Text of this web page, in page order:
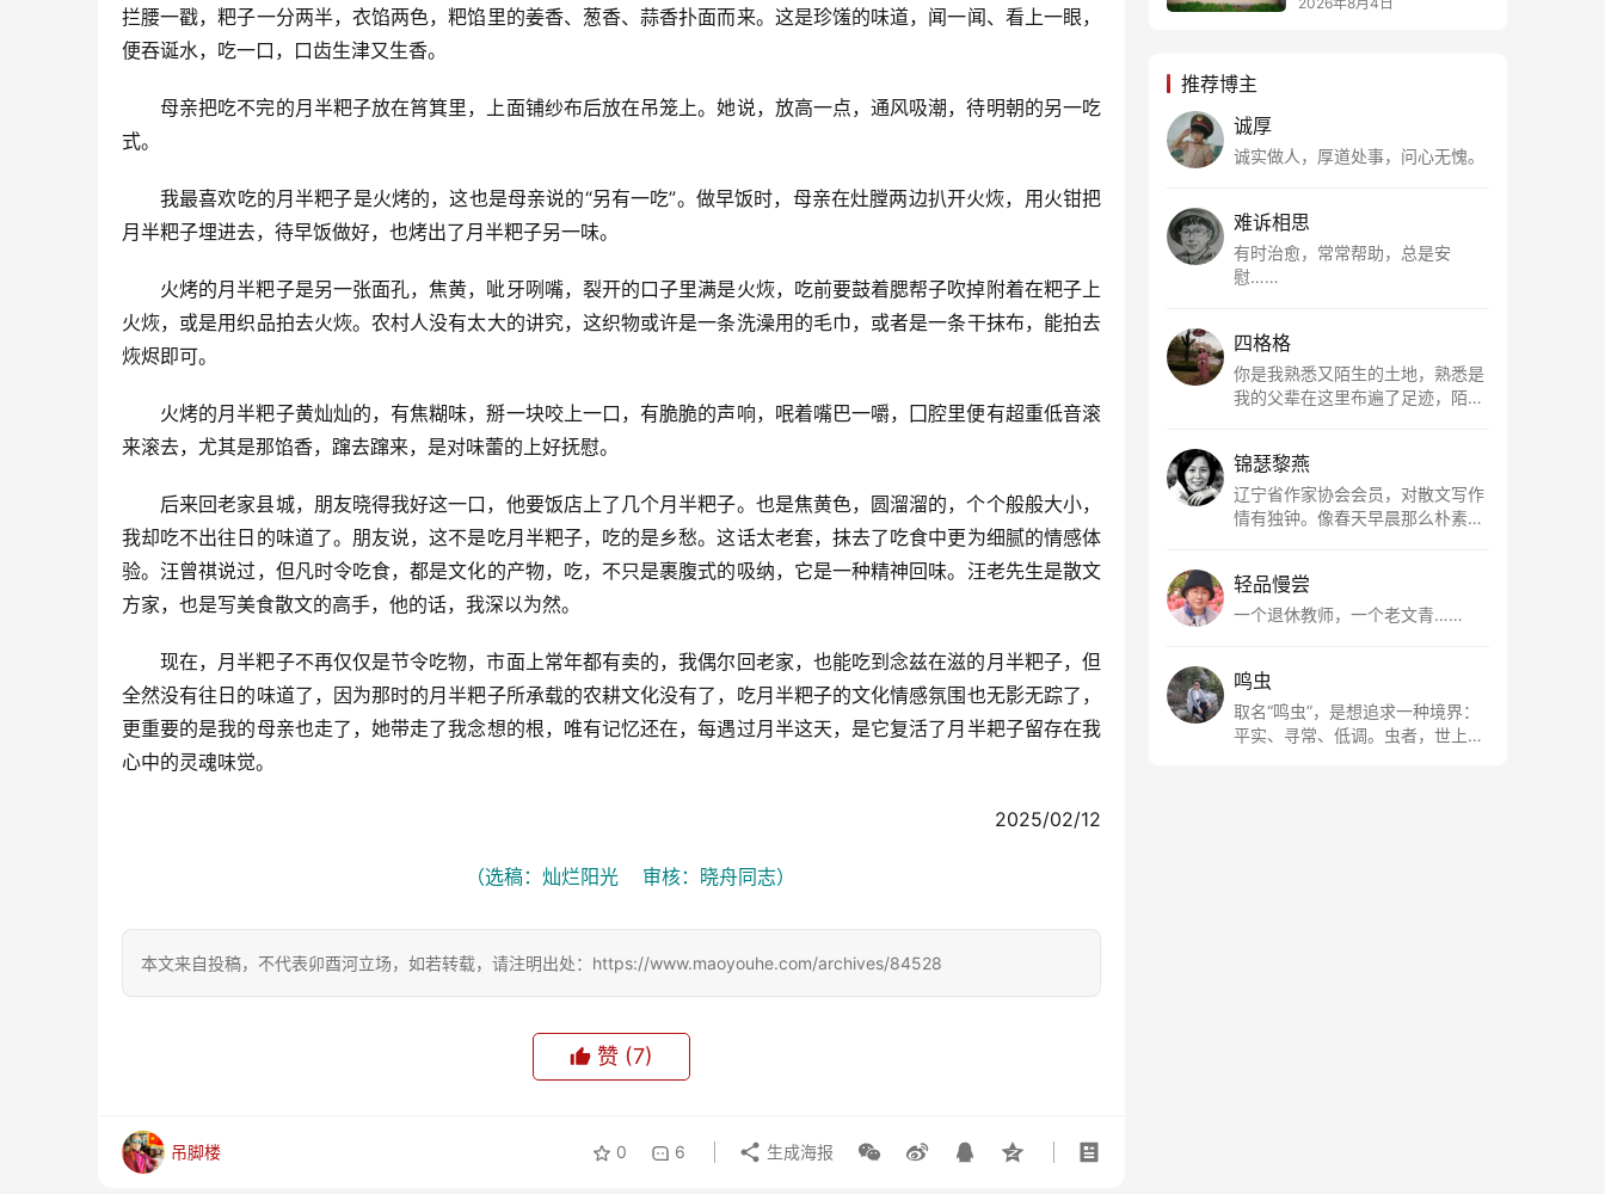
拦腰一戳，粑子一分两半，衣馅两色，粑馅里的姜香、葱香、蒜香扑面而来。这是珍馐的味道，闻一闻、看上一眼，
便吞诞水，吃一口，口齿生津又生香。
母亲把吃不完的月半粑子放在筲箕里，上面铺纱布后放在吊笼上。她说，放高一点，通风吸潮，待明朝的另一吃
式。
我最喜欢吃的月半粑子是火烤的，这也是母亲说的“另有一吃”。做早饭时，母亲在灶膛两边扒开火烣，用火钳把
月半粑子埋进去，待早饭做好，也烤出了月半粑子另一味。
火烤的月半粑子是另一张面孔，焦黄，呲牙咧嘴，裂开的口子里满是火烣，吃前要鼓着腮帮子吹掉附着在粑子上
火烣，或是用织品拍去火烣。农村人没有太大的讲究，这织物或许是一条洗澡用的毛巾，或者是一条干抹布，能拍去
烣烬即可。
火烤的月半粑子黄灿灿的，有焦糊味，掰一块咬上一口，有脆脆的声响，呡着嘴巴一嚼，囗腔里便有超重低音滚
来滚去，尤其是那馅香，蹿去蹿来，是对味蕾的上好抚慰。
后来回老家县城，朋友晓得我好这一口，他要饭店上了几个月半粑子。也是焦黄色，圆溜溜的，个个般般大小，
我却吃不出往日的味道了。朋友说，这不是吃月半粑子，吃的是乡愁。这话太老套，抹去了吃食中更为细腻的情感体
验。汪曾祺说过，但凡时令吃食，都是文化的产物，吃，不只是裹腹式的吸纳，它是一种精神回味。汪老先生是散文
方家，也是写美食散文的高手，他的话，我深以为然。
现在，月半粑子不再仅仅是节令吃物，市面上常年都有卖的，我偶尔回老家，也能吃到念兹在滋的月半粑子，但
全然没有往日的味道了，因为那时的月半粑子所承载的农耕文化没有了，吃月半粑子的文化情感氛围也无影无踪了，
更重要的是我的母亲也走了，她带走了我念想的根，唯有记忆还在，每遇过月半这天，是它复活了月半耙子留存在我
心中的灵魂味觉。
2025/02/12
（选稿：灿烂阳光    审核：晓舟同志）
本文来自投稿，不代表卯酉河立场，如若转载，请注明出处：https://www.maoyouhe.com/archives/84528
赞 (7)
吊脚楼 0 6 生成海报
推荐博主
诚厚
诚实做人，厚道处事，问心无愧。
难诉相思
有时治愈，常常帮助，总是安
慰……
四格格
你是我熟悉又陌生的土地，熟悉是
我的父辈在这里布遍了足迹，陌生
根所在，我用文字慢慢认识你、慢
慢熟悉你。
锦瑟黎燕
辽宁省作家协会会员，对散文写作
情有独钟。像春天早晨那么朴素，
轻品慢尝
一个退休教师，一个老文青……
鸣虫
取名“鸣虫”，是想追求一种境界：
平实、寻常、低调。虫者，世上最